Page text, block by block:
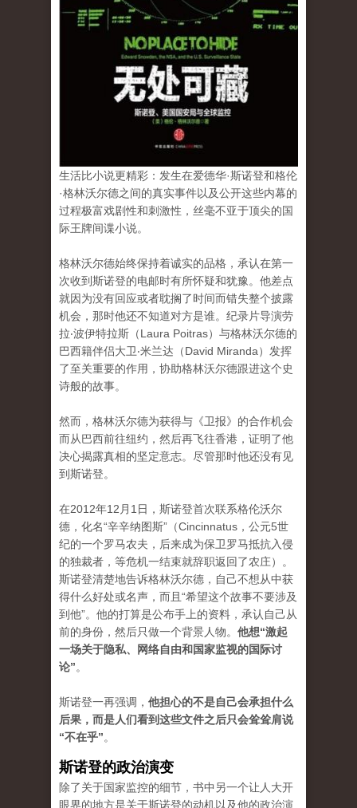
生活比小说更精彩：发生在爱德华·斯诺登和格伦
·格林沃尔德之间的真实事件以及公开这些内幕的
过程极富戏剧性和刺激性，丝毫不亚于顶尖的国
际王牌间谍小说。
格林沃尔德始终保持着诚实的品格，承认在第一
次收到斯诺登的电邮时有所怀疑和犹豫。他差点
就因为没有回应或者耽搁了时间而错失整个披露
机会，那时他还不知道对方是谁。纪录片导演劳
拉‧波伊特拉斯（Laura Poitras）与格林沃尔德的
巴西籍伴侣大卫‧米兰达（David Miranda）发挥
了至关重要的作用，协助格林沃尔德跟进这个史
诗般的故事。
然而，格林沃尔德为获得与《卫报》的合作机会
而从巴西前往纽约，然后再飞往香港，证明了他
决心揭露真相的坚定意志。尽管那时他还没有见
到斯诺登。
在2012年12月1日，斯诺登首次联系格伦沃尔
德，化名“辛辛纳图斯”（Cincinnatus，公元5世
纪的一个罗马农夫，后来成为保卫罗马抵抗入侵
的独裁者，等危机一结束就辞职返回了农庄）。
斯诺登清楚地告诉格林沃尔德，自己不想从中获
得什么好处或名声，而且“希望这个故事不要涉及
到他”。他的打算是公布手上的资料，承认自己从
前的身份，然后只做一个背景人物。 他想“激起
一场关于隐私、网络自由和国家监视的国际讨
论”。
斯诺登一再强调， 他担心的不是自己会承担什么
后果，而是人们看到这些文件之后只会耸耸肩说
“不在乎”。
斯诺登的政治演变
除了关于国家监控的细节，书中另一个让人大开
眼界的地方是关于斯诺登的动机以及他的政治演